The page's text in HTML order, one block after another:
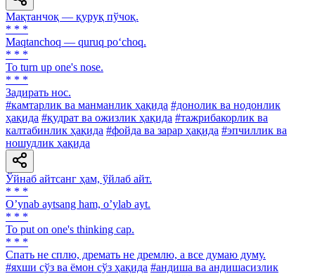
Мақтанчоқ — қуруқ пўчоқ.
* * *
Maqtanchoq — quruq po‘choq.
* * *
To turn up one's nose.
* * *
Задирать нос.
#камтарлик ва манманлик ҳақида #донолик ва нодонлик
ҳақида #қудрат ва ожизлик ҳақида #тажрибакорлик ва
калтабинлик ҳақида #фойда ва зарар ҳақида #эпчиллик ва
ношудлик ҳақида
Ўйнаб айтсанг ҳам, ўйлаб айт.
* * *
Oʼynab aytsang ham, oʼylab ayt.
* * *
To put on one's thinking cap.
* * *
Спать не сплю, дремать не дремлю, а все думаю думу.
#яхши сўз ва ёмон сўз ҳақида #андиша ва андишасизлик